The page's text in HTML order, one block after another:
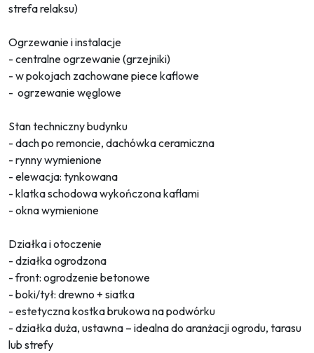
strefa relaksu)
Ogrzewanie i instalacje
- centralne ogrzewanie (grzejniki)
- w pokojach zachowane piece kaflowe
- ogrzewanie węglowe
Stan techniczny budynku
- dach po remoncie, dachówka ceramiczna
- rynny wymienione
- elewacja: tynkowana
- klatka schodowa wykończona kaflami
- okna wymienione
Działka i otoczenie
- działka ogrodzona
- front: ogrodzenie betonowe
- boki/tył: drewno + siatka
- estetyczna kostka brukowa na podwórku
- działka duża, ustawna – idealna do aranżacji ogrodu, tarasu
lub strefy